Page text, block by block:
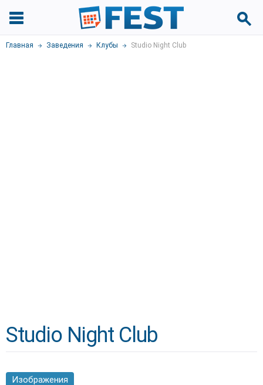
Главная Заведения Клубы Studio Night Club
Studio Night Club
Изображения